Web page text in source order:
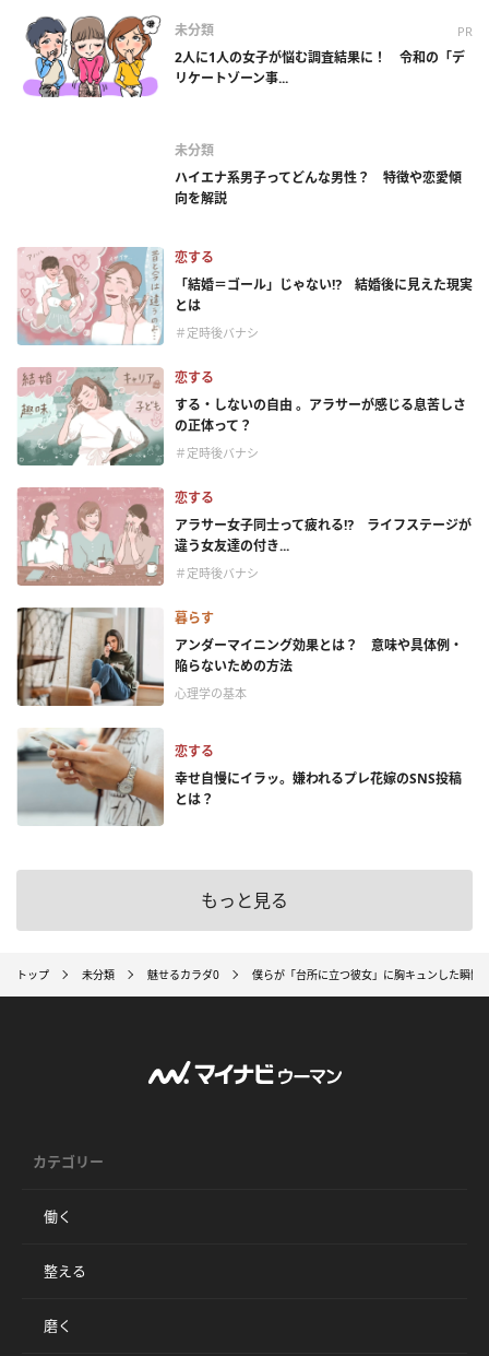
未分類 PR
2人に1人の女子が悩む調査結果に！ 令和の「デ
リケートゾーン事...
未分類
ハイエナ系男子ってどんな男性？ 特徴や恋愛傾
向を解説
恋する
「結婚＝ゴール」じゃない⁉ 結婚後に見えた現実
とは
＃定時後バナシ
恋する
する・しないの自由 。アラサーが感じる息苦しさ
の正体って？
＃定時後バナシ
恋する
アラサー女子同士って疲れる⁉ ライフステージが
違う女友達の付き...
＃定時後バナシ
暮らす
アンダーマイニング効果とは？ 意味や具体例・
陥らないための方法
心理学の基本
恋する
幸せ自慢にイラッ。嫌われるプレ花嫁のSNS投稿
とは？
もっと見る
トップ 未分類 魅せるカラダ0 僕らが「台所に立つ彼女」に胸キュンした瞬
カテゴリー
働く
整える
磨く